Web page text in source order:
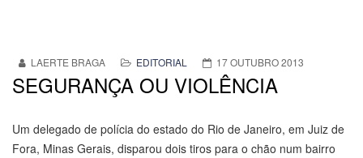
LAERTE BRAGA EDITORIAL 17 OUTUBRO 2013
SEGURANÇA OU VIOLÊNCIA
Um delegado de polícia do estado do Rio de Janeiro, em Juiz de
Fora, Minas Gerais, disparou dois tiros para o chão num bairro